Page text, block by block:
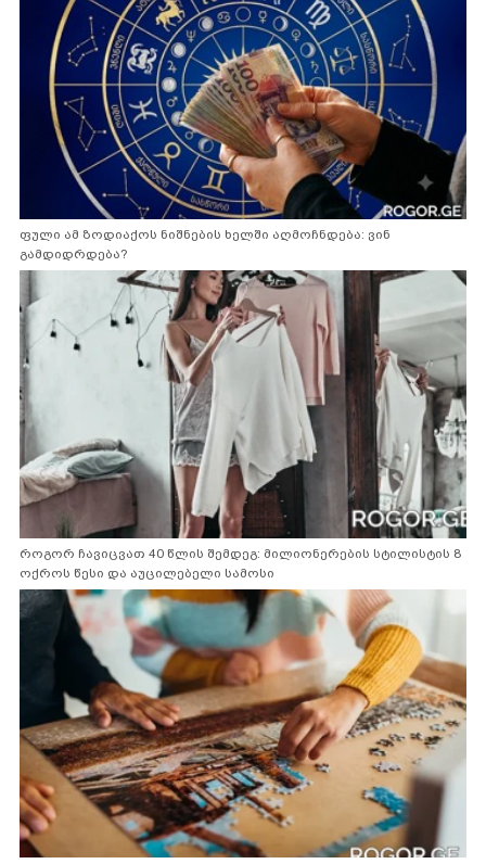
ფული ამ ზოდიაქოს ნიშნების ხელში აღმოჩნდება: ვინ
გამდიდრდება?
როგორ ჩავიცვათ 40 წლის შემდეგ: მილიონერების სტილისტის 8
ოქროს წესი და აუცილებელი სამოსი